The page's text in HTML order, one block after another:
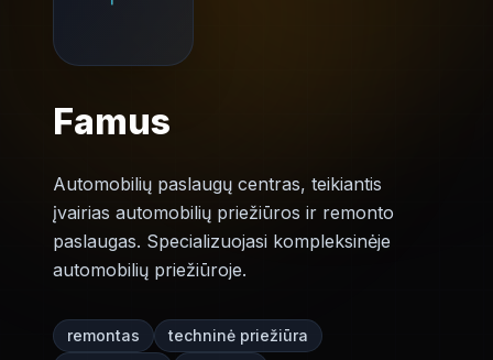
Famus
Automobilių paslaugų centras, teikiantis
įvairias automobilių priežiūros ir remonto
paslaugas. Specializuojasi kompleksinėje
automobilių priežiūroje.
remontas
techninė priežiūra